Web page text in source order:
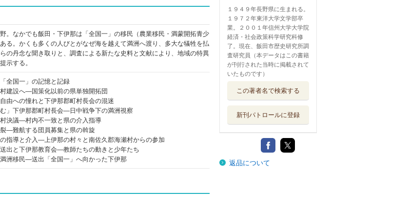
。なかでも飯田・下伊那は「全国一」の移民（農業移民・満蒙開拓青少
る。かくも多くの人びとがなぜ海を越えて満洲へ渡り、多大な犠牲を払
の丹念な聞き取りと、調査による新たな史料と文献により、地域の特異
示する。
全国一」の記憶と記録
建設へ―国策化以前の県単独開拓団
への憧れと下伊那郡町村長会の混迷
」下伊那郡町村長会―日中戦争下の満洲視察
決議―村内不一致と県の介入指導
―難航する団員募集と県の斡旋
指導と介入―上伊那の村々と南佐久郡海瀬村からの参加
出と下伊那教育会―教師たちの動きと少年たち
洲移民―送出「全国一」へ向かった下伊那
１９４９年長野県に生まれる。
１９７２年東洋大学文学部卒
業。２００１年信州大学大学院
経済・社会政策科学研究科修
了。現在、飯田市歴史研究所調
査研究員（本データはこの書籍
が刊行された当時に掲載されて
いたものです）
この著者名で検索する
新刊パトロールに登録
返品について